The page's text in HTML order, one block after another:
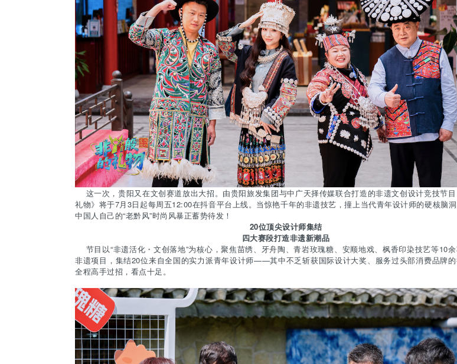
这一次，贵阳又在文创赛道放出大招。由贵阳旅发集团与中广天择传媒联合打造的非遗文创设计竞技节
礼物》将于7月3日起每周五12:00在抖音平台上线。当惊艳千年的非遗技艺，撞上当代青年设计师的硬核脑
中国人自己的“老黔风”时尚风暴正蓄势待发！
20位顶尖设计师集结
四大赛段打造非遗新潮品
节目以“非遗活化・文创落地”为核心，聚焦苗绣、牙舟陶、青岩玫瑰糖、安顺地戏、枫香印染技艺等10
非遗项目，集结20位来自全国的实力派青年设计师——其中不乏斩获国际设计大奖、服务过头部消费品牌的
全程高手过招，看点十足。